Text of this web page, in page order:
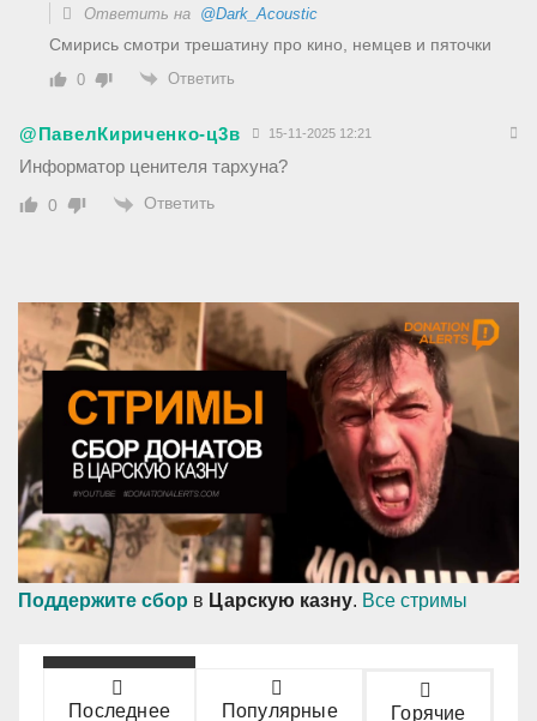
Ответить на @Dark_Acoustic
Смирись смотри трешатину про кино, немцев и пяточки
0 Ответить
@ПавелКириченко-ц3в 15-11-2025 12:21
Информатор ценителя тархуна?
0 Ответить
Поддержите сбор в Царскую казну. Все стримы
Последнее Популярные Горячие